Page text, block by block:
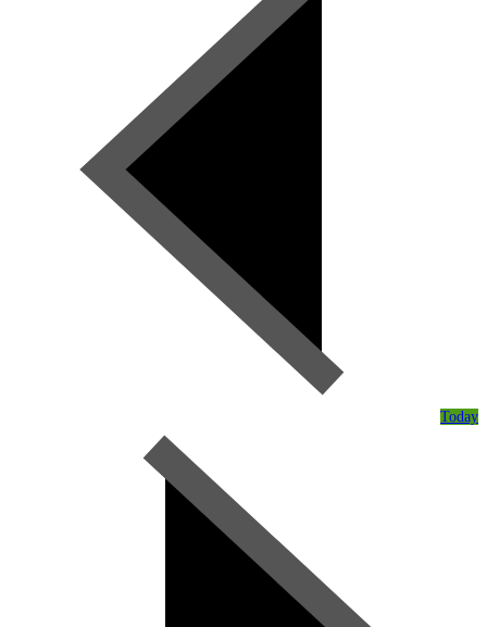
Today